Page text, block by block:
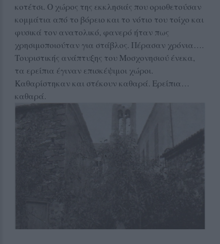
κοτέτσι. Ο χώρος της εκκλησιάς που οριοθετούσαν
κομμάτια από το βόρειο και το νότιο του τοίχο και
φυσικά τον ανατολικό, φανερό ήταν πως
χρησιμοποιούταν για στάβλος. Πέρασαν χρόνια….
Τουριστικής ανάπτυξης του Μοσχονησιού ένεκα,
τα ερείπια έγιναν επισκέψιμοι χώροι.
Καθαρίστηκαν και στέκουν καθαρά. Ερείπια…
καθαρά.